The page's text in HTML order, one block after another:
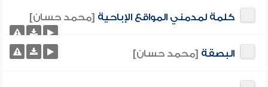
كلمة لمدمني المواقع الإباحية [محمد حسان]
البصقة [محمد حسان]